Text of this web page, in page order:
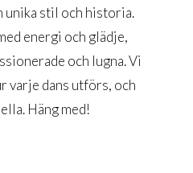
unika stil och historia.
energi och glädje,
och lugna. Vi
varje dans utförs, och
Häng med!